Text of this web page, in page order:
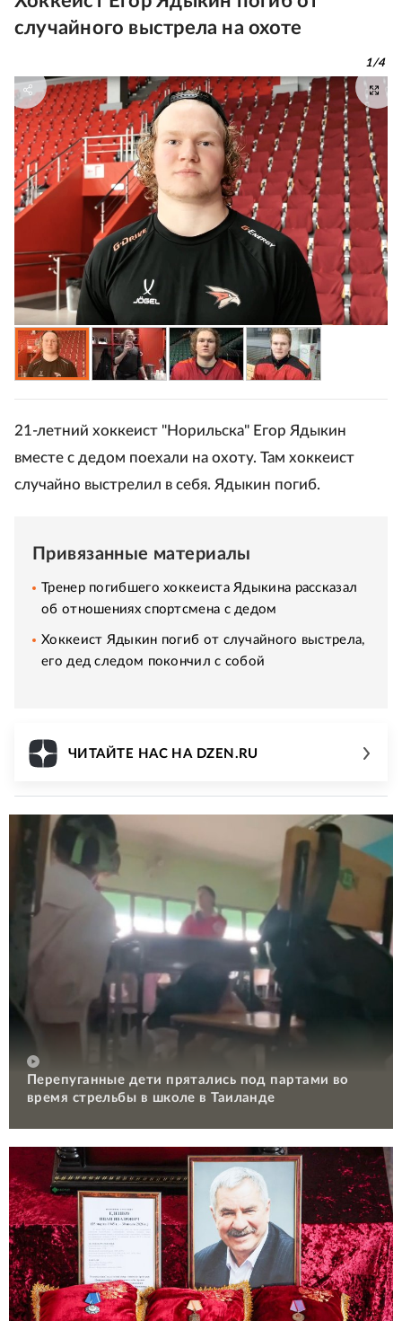
случайного выстрела на охоте
1/4
21-летний хоккеист "Норильска" Егор Ядыкин
вместе с дедом поехали на охоту. Там хоккеист
случайно выстрелил в себя. Ядыкин погиб.
Привязанные материалы
Тренер погибшего хоккеиста Ядыкина рассказал
об отношениях спортсмена с дедом
Хоккеист Ядыкин погиб от случайного выстрела,
его дед следом покончил с собой
ЧИТАЙТЕ НАС НА DZEN.RU
Перепуганные дети прятались под партами во
время стрельбы в школе в Таиланде